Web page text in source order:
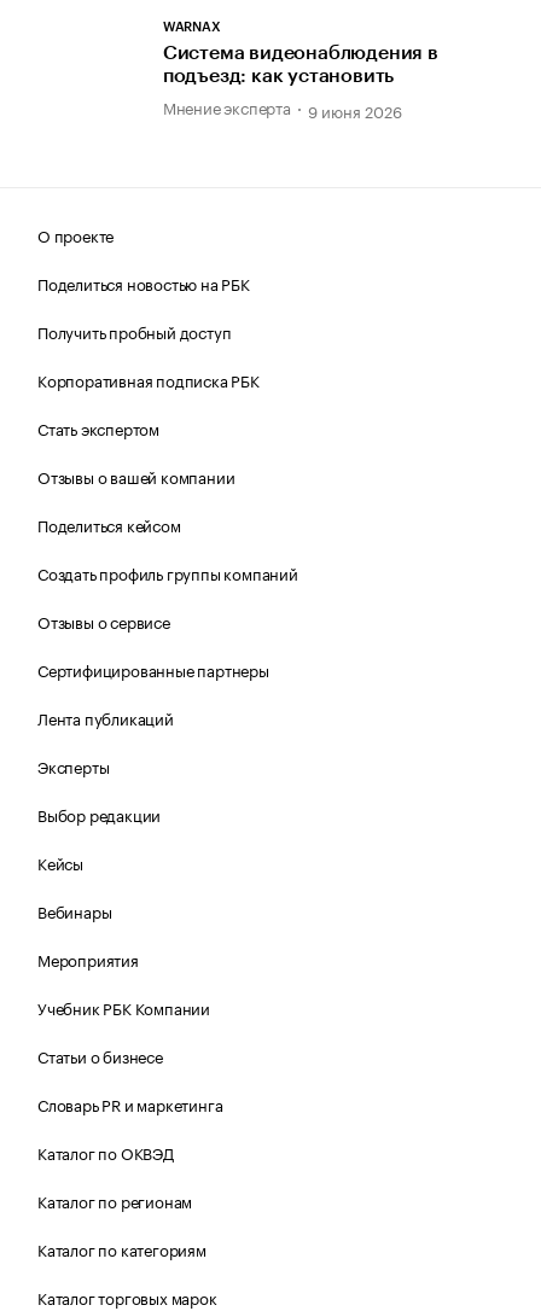
WARNAX
Система видеонаблюдения в
подъезд: как установить
Мнение эксперта 9 июня 2026
О проекте
Поделиться новостью на РБК
Получить пробный доступ
Корпоративная подписка РБК
Стать экспертом
Отзывы о вашей компании
Поделиться кейсом
Создать профиль группы компаний
Отзывы о сервисе
Сертифицированные партнеры
Лента публикаций
Эксперты
Выбор редакции
Кейсы
Вебинары
Мероприятия
Учебник РБК Компании
Статьи о бизнесе
Словарь PR и маркетинга
Каталог по ОКВЭД
Каталог по регионам
Каталог по категориям
Каталог торговых марок